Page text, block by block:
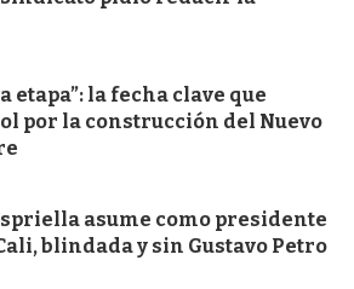
etapa”: la fecha clave que
por la construcción del Nuevo
asume como presidente
blindada y sin Gustavo Petro